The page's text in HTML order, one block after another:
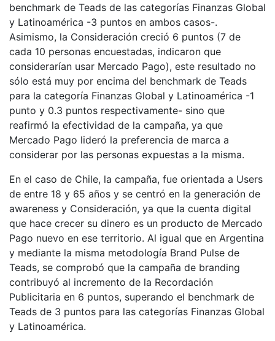
benchmark de Teads de las categorías Finanzas Global
y Latinoamérica -3 puntos en ambos casos-.
Asimismo, la Consideración creció 6 puntos (7 de
cada 10 personas encuestadas, indicaron que
considerarían usar Mercado Pago), este resultado no
sólo está muy por encima del benchmark de Teads
para la categoría Finanzas Global y Latinoamérica -1
punto y 0.3 puntos respectivamente- sino que
reafirmó la efectividad de la campaña, ya que
Mercado Pago lideró la preferencia de marca a
considerar por las personas expuestas a la misma.
En el caso de Chile, la campaña, fue orientada a Users
de entre 18 y 65 años y se centró en la generación de
awareness y Consideración, ya que la cuenta digital
que hace crecer su dinero es un producto de Mercado
Pago nuevo en ese territorio. Al igual que en Argentina
y mediante la misma metodología Brand Pulse de
Teads, se comprobó que la campaña de branding
contribuyó al incremento de la Recordación
Publicitaria en 6 puntos, superando el benchmark de
Teads de 3 puntos para las categorías Finanzas Global
y Latinoamérica.